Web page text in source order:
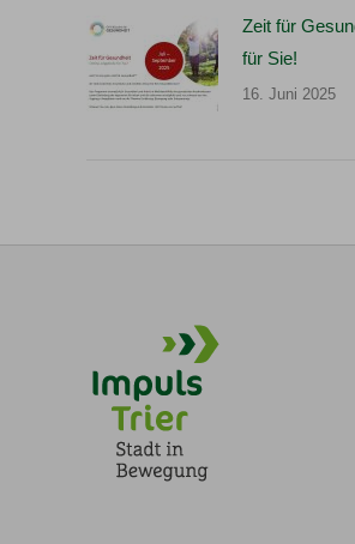
Zeit für
für Sie!
16. Juni 2025